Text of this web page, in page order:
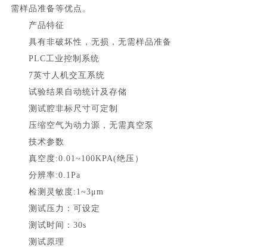
需样品准备等优点。
产品特征
具有非破坏性，无损，无需样品准备
PLC工业控制系统
7英寸人机交互系统
试验结果自动统计及存储
测试腔非标尺寸可定制
压缩空气为动力源，无需真空泵
技术参数
真空度:0.01~100KPA(绝压）
分辨率:0.1Pa
检测灵敏度:1~3μm
测试压力：可设定
测试时间： 30s
测试原理